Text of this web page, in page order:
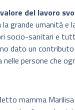
valore del lavoro
grande umanità e
socio-sanitari e
dato un contributo
persone che
mamma